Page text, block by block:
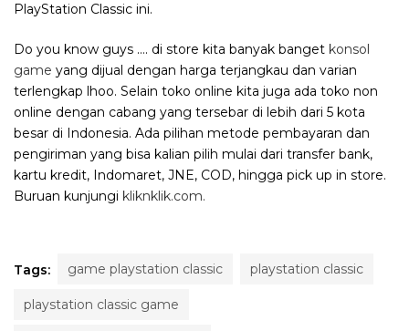
PlayStation Classic ini.
Do you know guys …. di store kita banyak banget konsol
game yang dijual dengan harga terjangkau dan varian
terlengkap lhoo. Selain toko online kita juga ada toko non
online dengan cabang yang tersebar di lebih dari 5 kota
besar di Indonesia. Ada pilihan metode pembayaran dan
pengiriman yang bisa kalian pilih mulai dari transfer bank,
kartu kredit, Indomaret, JNE, COD, hingga pick up in store.
Buruan kunjungi kliknklik.com.
Tags: game playstation classic playstation classic
playstation classic game